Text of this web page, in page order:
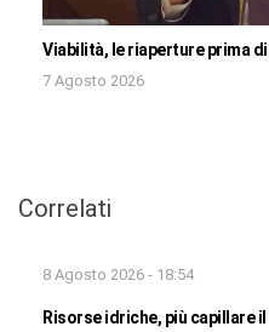
Viabilità, le riaperture prima
7 Agosto 2026
Correlati
8 Agosto 2026 - 18:54
Risorse idriche, più capillare